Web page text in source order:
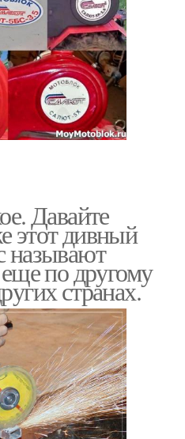
Давайте
этот дивный
называют
по другому
странах.